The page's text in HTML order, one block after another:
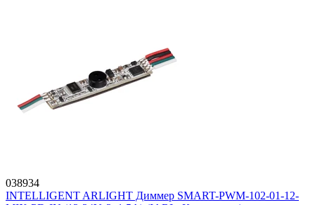
038934
INTELLIGENT ARLIGHT Диммер SMART-PWM-102-01-12-